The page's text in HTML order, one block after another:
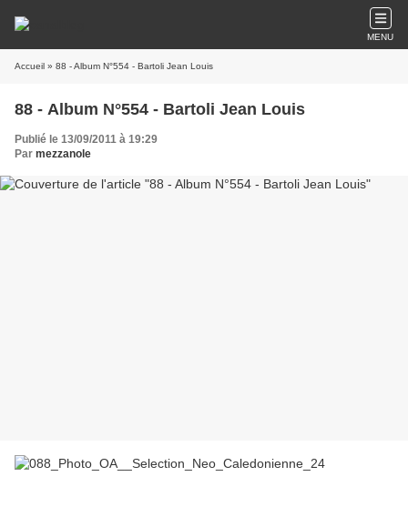
MENU
Accueil » 88 - Album N°554 - Bartoli Jean Louis
88 - Album N°554 - Bartoli Jean Louis
Publié le 13/09/2011 à 19:29
Par mezzanole